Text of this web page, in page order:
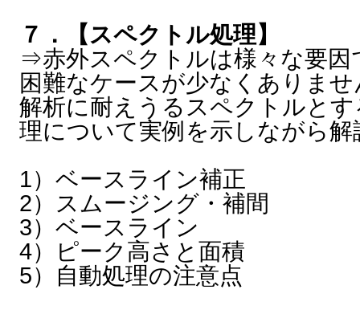
７．【スペクトル処理】
⇒赤外スペクトルは様々な要因
困難なケースが少なくありま
解析に耐えうるスペクトルと
理について実例を示しながら解
1）ベースライン補正
2）スムージング・補間
3）ベースライン
4）ピーク高さと面積
5）自動処理の注意点